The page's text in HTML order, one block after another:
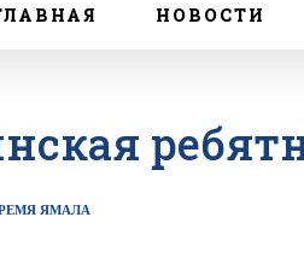
НОВОСТИ
ЯМАЛА